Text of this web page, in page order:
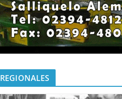
REGIONALES